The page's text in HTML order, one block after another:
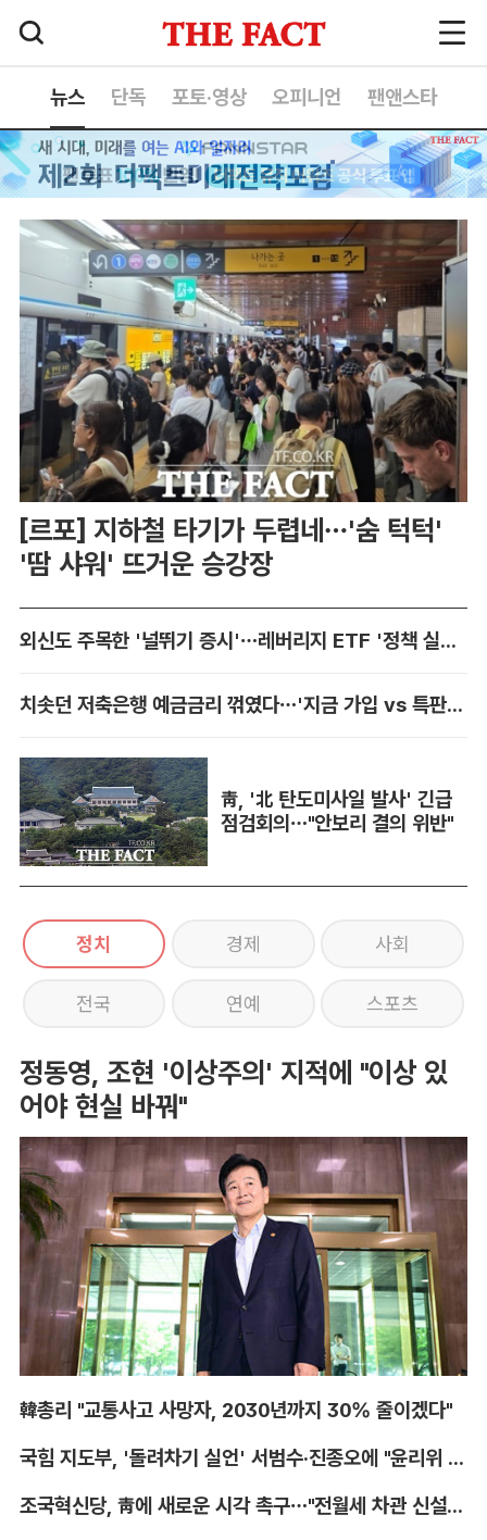
뉴스 단독 포토·영상 오피니언 팬앤스타
[르포] 지하철 타기가 두렵네…'숨 턱턱'
'땀 샤워' 뜨거운 승강장
외신도 주목한 '널뛰기 증시'…레버리지 ETF '정책 실패' 책임론 공방
치솟던 저축은행 예금금리 꺾였다…'지금 가입 vs 특판 대기' 셈법 복잡
靑, '北 탄도미사일 발사' 긴급
점검회의…"안보리 결의 위반"
정치 경제 사회
전국 연예 스포츠
정동영, 조현 '이상주의' 지적에 "이상 있
어야 현실 바꿔"
韓총리 "교통사고 사망자, 2030년까지 30% 줄이겠다"
국힘 지도부, '돌려차기 실언' 서범수·진종오에 "윤리위 엄중 조치"
조국혁신당, 靑에 새로운 시각 촉구…"전월세 차관 신설해야"